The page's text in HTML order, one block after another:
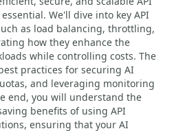
We'll dive into key API
as load balancing, throttling,
how they enhance the
while controlling costs. The
practices for securing AI
and leveraging monitoring
end, you will understand the
benefits of using API
ensuring that your AI